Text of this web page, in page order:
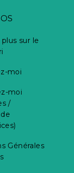
plus sur le
moi
moi
/
Générales